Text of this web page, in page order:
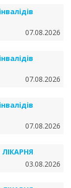
07.08.2026
07.08.2026
07.08.2026
03.08.2026